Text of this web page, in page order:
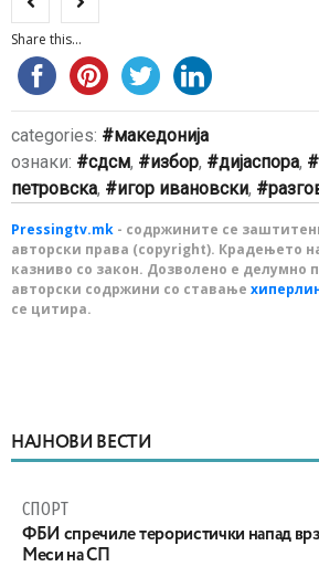
Share this...
categories:
македонија
ознаки:
сдсм, избор, дијаспора,
петровска, игор ивановски,
Pressingtv.mk - содржините се
авторски права (copyright). Крадењето
казниво со закон. Дозволено е делумно
авторски содржини со ставање
се цитира.
НАЈНОВИ ВЕСТИ
СПОРТ
ФБИ спречиле терористички напад врз
Меси на СП